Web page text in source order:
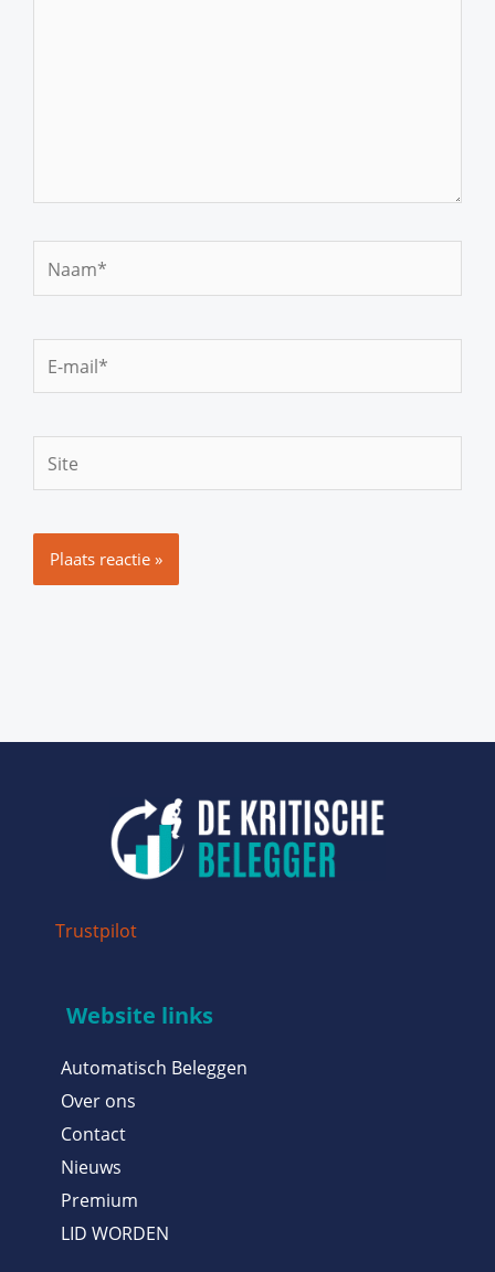
mail*
Site
Trustpilot
Website links
Automatisch Beleggen
Over ons
Contact
Nieuws
Premium
LID WORDEN